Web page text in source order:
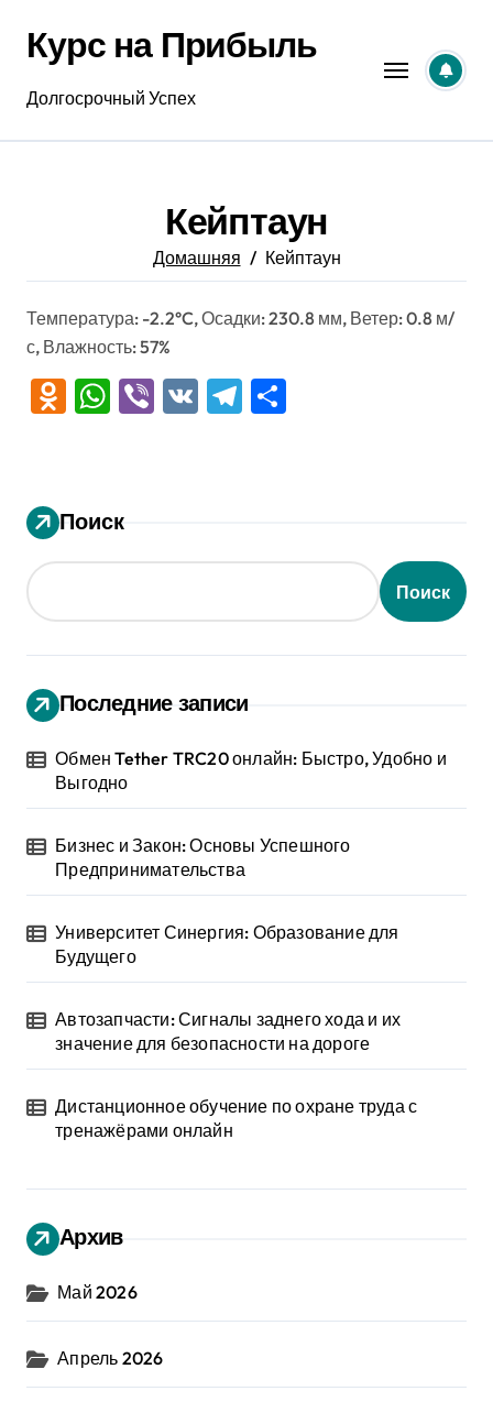
содержанию
Курс на Прибыль
Долгосрочный Успех
Кейптаун
Домашняя Кейптаун
Температура: -2.2°C, Осадки: 230.8 мм, Ветер: 0.8 м/
с, Влажность: 57%
Odnoklassniki
WhatsApp
Viber
VK Telegram
Поиск
Поиск
Последние записи
Обмен Tether TRC20 онлайн: Быстро, Удобно и
Выгодно
Бизнес и Закон: Основы Успешного
Предпринимательства
Университет Синергия: Образование для
Будущего
Автозапчасти: Сигналы заднего хода и их
значение для безопасности на дороге
Дистанционное обучение по охране труда с
тренажёрами онлайн
Архив
Май 2026
Апрель 2026